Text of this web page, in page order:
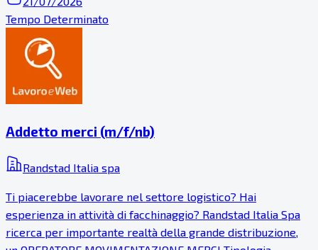
Tempo Determinato
Addetto merci (m/f/nb)
Randstad Italia spa
Ti piacerebbe lavorare nel settore logistico? Hai
esperienza in attività di facchinaggio? Randstad Italia Spa
ricerca per importante realtà della grande distribuzione,